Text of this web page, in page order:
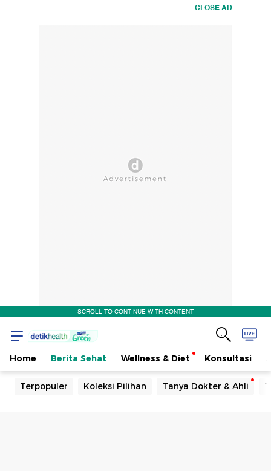
CLOSE AD
SCROLL TO CONTINUE WITH CONTENT
Home Berita Sehat Wellness & Diet Konsultasi
Terpopuler Koleksi Pilihan Tanya Dokter & Ahli